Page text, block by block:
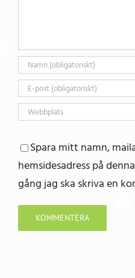
Spara mitt namn,
hemsidesadress på
gång jag ska skriva en